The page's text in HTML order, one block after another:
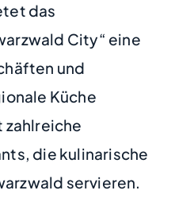
das
City“ eine
und
Küche
die kulinarische
servieren.